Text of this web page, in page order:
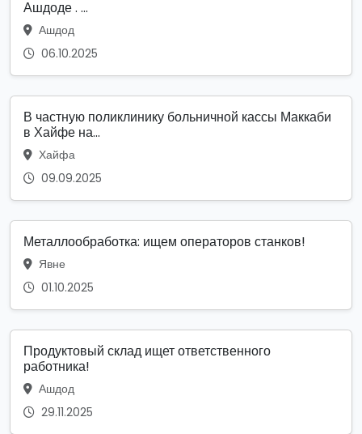
Ашдоде . ...
Ашдод
06.10.2025
В частную поликлинику больничной кассы Маккаби
в Хайфе на...
Хайфа
09.09.2025
Металлообработка: ищем операторов станков!
Явне
01.10.2025
Продуктовый склад ищет ответственного
работника!
Ашдод
29.11.2025